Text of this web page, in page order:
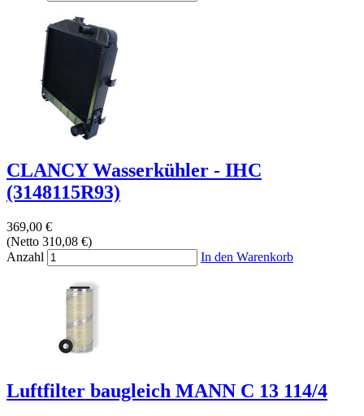
CLANCY Wasserkühler - IHC
(3148115R93)
369,00 €
(Netto 310,08 €)
Anzahl
In den Warenkorb
Luftfilter baugleich MANN C 13 114/4